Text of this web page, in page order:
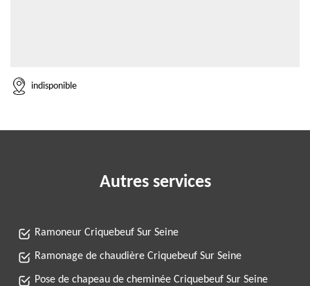
indisponible
Autres services
Ramoneur Criquebeuf Sur Seine
Ramonage de chaudière Criquebeuf Sur Seine
Pose de chapeau de cheminée Criquebeuf Sur Seine